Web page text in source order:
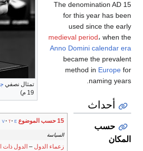
تمثال نصفي
19 م)
15 حسب الموضوع v t e
السياسة
زعماء الدول – الدول ذات
The denomination AD 15
for this year has been
used since the early
medieval period، when the
Anno Domini calendar era
became the prevalent
method in Europe for
naming years.
أحداث
حسب
المكان